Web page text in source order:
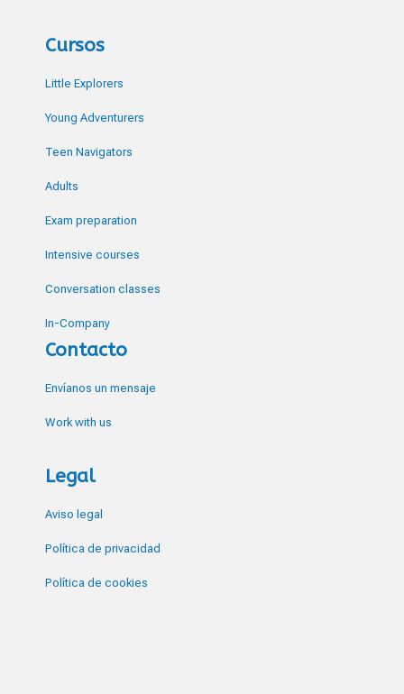
Cursos
Little Explorers
Young Adventurers
Teen Navigators
Adults
Exam preparation
Intensive courses
Conversation classes
In-Company
Contacto
Envíanos un mensaje
Work with us
Legal
Aviso legal
Política de privacidad
Política de cookies